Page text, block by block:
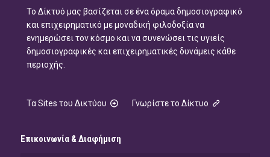
Το Δίκτυό μας βασίζεται σε ένα όραμα δημοσιογραφικό
και επιχειρηματικό με μοναδική φιλοδοξία να
ενημερώσει τον κόσμο και να συνενώσει τις υγιείς
δημοσιογραφικές και επιχειρηματικές δυνάμεις κάθε
περιοχής.
Τα Sites του Δικτύου Γνωρίστε το Δίκτυο
Επικοινωνία & Διαφήμιση